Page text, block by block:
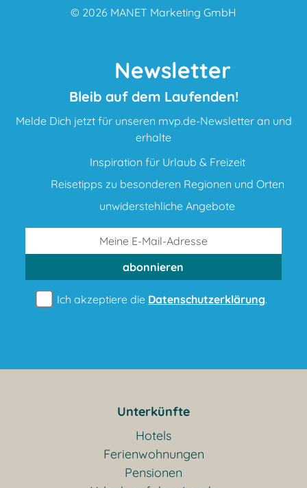
© 2026 MANET Marketing GmbH
Newsletter
Bleib auf dem Laufenden!
Melde Dich jetzt für unseren mvp.de-Newsletter an und
erhalte
Inspiration für Urlaub & Freizeit
Reisetipps zu besonderen Regionen und Orten
unwiderstehliche Angebote
abonnieren
Ich akzeptiere die Datenschutzerklärung.
Unterkünfte
Hotels
Ferienwohnungen
Pensionen